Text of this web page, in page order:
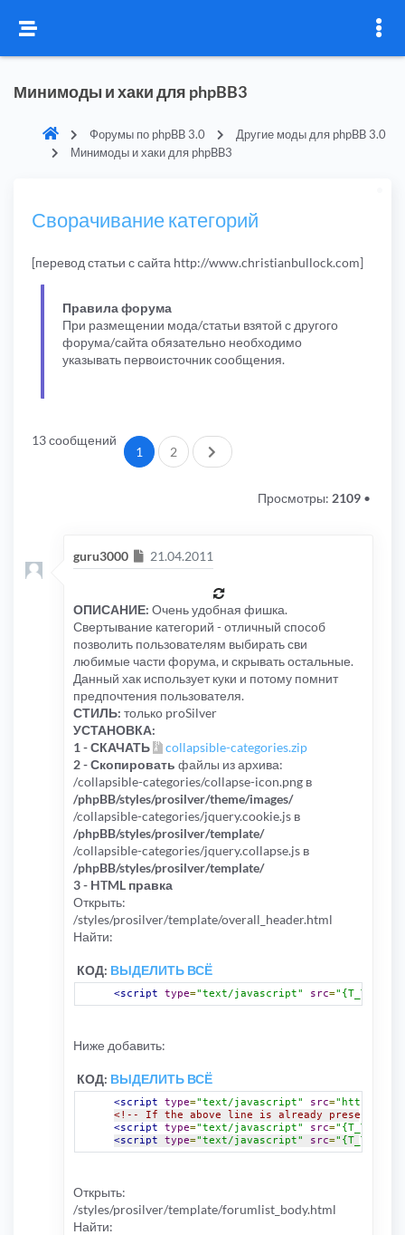
Минимоды и хаки для phpBB3
Форумы по phpBB 3.0
Другие моды для phpBB 3.0
Минимоды и хаки для phpBB3
Сворачивание категорий
[перевод статьи с сайта http://www.christianbullock.com]
Правила форума
При размещении мода/статьи взятой с другого
форума/сайта обязательно необходимо
указывать первоисточник сообщения.
13 сообщений
1 2 След.
Просмотры: 2109 •
guru3000 Сообщение
21.04.2011
ОПИСАНИЕ: Очень удобная фишка.
Свертывание категорий - отличный способ
позволить пользователям выбирать сви
любимые части форума, и скрывать остальные.
Данный хак использует куки и потому помнит
предпочтения пользователя.
СТИЛЬ: только proSilver
УСТАНОВКА:
1 - СКАЧАТЬ
collapsible-categories.zip
2 - Скопировать файлы из архива:
/collapsible-categories/collapse-icon.png в
/phpBB/styles/prosilver/theme/images/
/collapsible-categories/jquery.cookie.js в
/phpBB/styles/prosilver/template/
/collapsible-categories/jquery.collapse.js в
/phpBB/styles/prosilver/template/
3 - HTML правка
Открыть:
/styles/prosilver/template/overall_header.html
Найти:
КОД: ВЫДЕЛИТЬ ВСЁ
<script type="text/javascript" src=
Ниже добавить:
КОД: ВЫДЕЛИТЬ ВСЁ
<script type="text/javascript" src="https://
<!-- If the above line is already present,
<script
type="text/javascript" src=
<script
type="text/javascript" src=
Открыть:
/styles/prosilver/template/forumlist_body.html
Найти: